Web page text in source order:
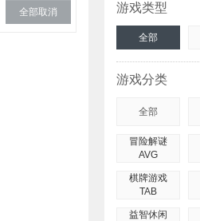
全部取消 游戏类型
全部
游戏分类
全部
冒险解谜
AVG
棋牌游戏
TAB
益智休闲